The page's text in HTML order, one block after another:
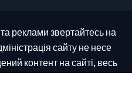
реклами звертайтесь на
сайту не несе
контент на сайті, весь